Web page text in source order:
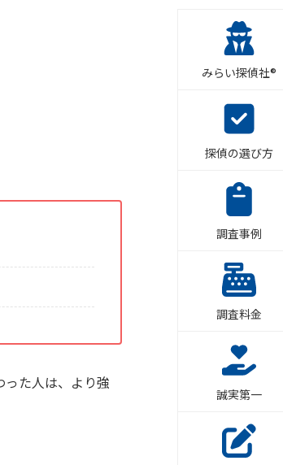
った人は、より強
みらい探偵社®︎
探偵の選び方
調査事例
調査料金
誠実第一